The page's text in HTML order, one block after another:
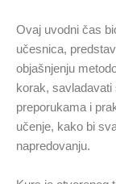
Ovaj uvodni čas
učesnica,
objašnjenju
korak,
preporukama i
učenje, kako bi
napredovanju.